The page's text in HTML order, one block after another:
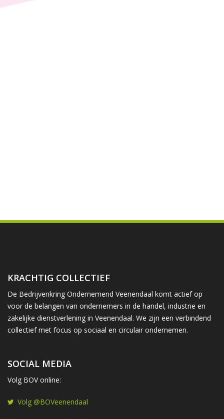
KRACHTIG COLLECTIEF
De Bedrijvenkring Ondernemend Veenendaal komt actief op
voor de belangen van ondernemers in de handel, industrie en
zakelijke dienstverlening in Veenendaal. We zijn een verbindend
collectief met focus op sociaal en circulair ondernemen.
SOCIAL MEDIA
Volg BOV online:
Volg @BOVeenendaal